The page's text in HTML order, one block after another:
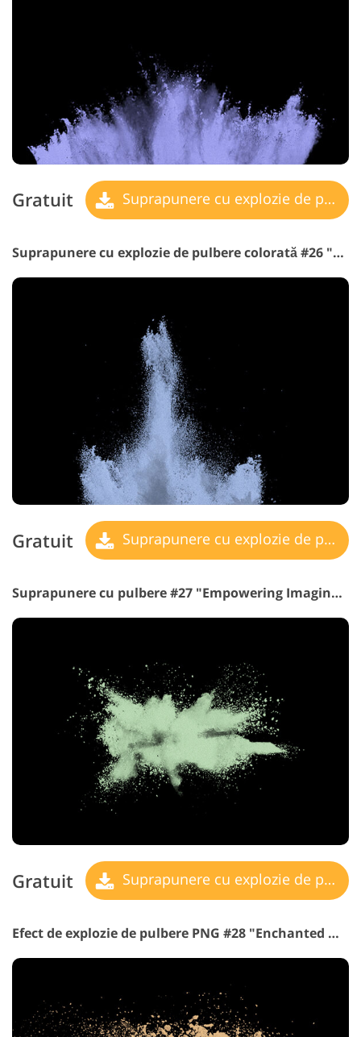
Gratuit Suprapunere cu explozie de pulbere
Suprapunere cu explozie de pulbere colorată #26 "Sea Swell"
Gratuit Suprapunere cu explozie de pulbere
Suprapunere cu pulbere #27 "Empowering Imagination"
Gratuit Suprapunere cu explozie de pulbere
Efect de explozie de pulbere PNG #28 "Enchanted Morning"